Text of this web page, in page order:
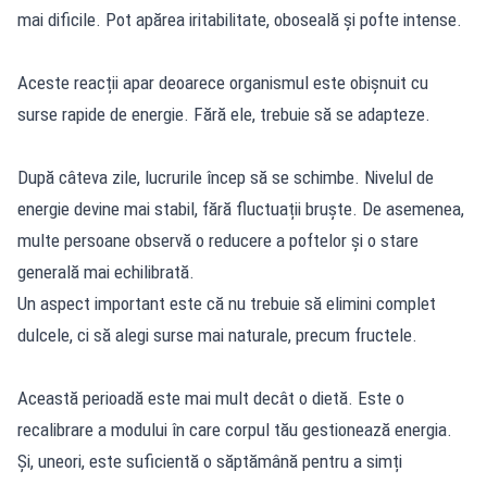
mai dificile. Pot apărea iritabilitate, oboseală și pofte intense.
Aceste reacții apar deoarece organismul este obișnuit cu
surse rapide de energie. Fără ele, trebuie să se adapteze.
După câteva zile, lucrurile încep să se schimbe. Nivelul de
energie devine mai stabil, fără fluctuații bruște. De asemenea,
multe persoane observă o reducere a poftelor și o stare
generală mai echilibrată.
Un aspect important este că nu trebuie să elimini complet
dulcele, ci să alegi surse mai naturale, precum fructele.
Această perioadă este mai mult decât o dietă. Este o
recalibrare a modului în care corpul tău gestionează energia.
Și, uneori, este suficientă o săptămână pentru a simți